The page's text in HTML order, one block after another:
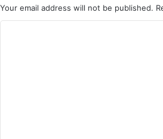
Your email address will not be published.